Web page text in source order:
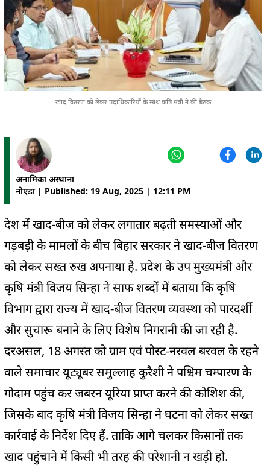
खाद वितरण को लेकर पदाधिकारियों के साथ कषि मंत्री ने की बैठक
अनामिका अस्थाना
नोएडा | Published: 19 Aug, 2025 | 12:11 PM
देश में खाद-बीज को लेकर लगातार बढ़ती समस्याओं और
गड़बड़ी के मामलों के बीच बिहार सरकार ने खाद-बीज वितरण
को लेकर सख्त रुख अपनाया है. प्रदेश के उप मुख्यमंत्री और
कृषि मंत्री विजय सिन्हा ने साफ शब्दों में बताया कि कृषि
विभाग द्वारा राज्य में खाद-बीज वितरण व्यवस्था को पारदर्शी
और सुचारू बनाने के लिए विशेष निगरानी की जा रही है.
दरअसल, 18 अगस्त को ग्राम एवं पोस्ट-नरवल बरवल के रहने
वाले समाचार यूट्यूबर समुल्लाह कुरैशी ने पश्चिम चम्पारण के
गोदाम पहुंच कर जबरन यूरिया प्राप्त करने की कोशिश की,
जिसके बाद कृषि मंत्री विजय सिन्हा ने घटना को लेकर सख्त
कार्रवाई के निर्देश दिए हैं. ताकि आगे चलकर किसानों तक
खाद पहुंचाने में किसी भी तरह की परेशानी न खड़ी हो.